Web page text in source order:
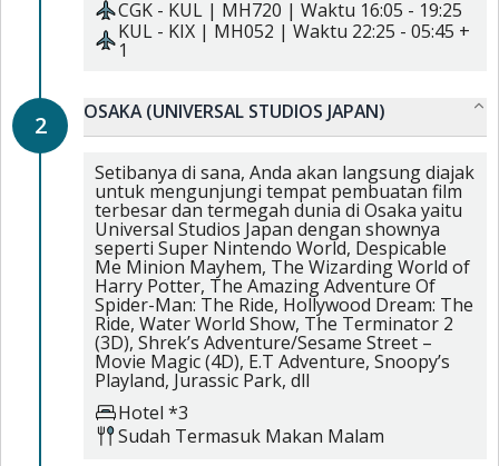
CGK - KUL | MH720 | Waktu 16:05 - 19:25
KUL- KIX| MH052 | Waktu 22:25 - 05:45 +
1
2 OSAKA (UNIVERSAL STUDIOS JAPAN)
Setibanya di sana, Anda akan langsung diajak
untuk mengunjungi tempat pembuatan film
terbesar dan termegah dunia di Osaka yaitu
Universal Studios Japan dengan shownya
seperti Super Nintendo World, Despicable
Me Minion Mayhem, The Wizarding World of
Harry Potter, The Amazing Adventure Of
Spider-Man: The Ride, Hollywood Dream: The
Ride, Water World Show, The Terminator 2
(3D), Shrek’s Adventure/Sesame Street –
Movie Magic (4D), E.T Adventure, Snoopy’s
Playland, Jurassic Park, dll
Hotel *3
Sudah Termasuk Makan Malam